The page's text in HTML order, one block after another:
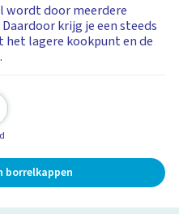
wordt door meerdere
krijg je een steeds
lagere kookpunt en de
borrelkappen